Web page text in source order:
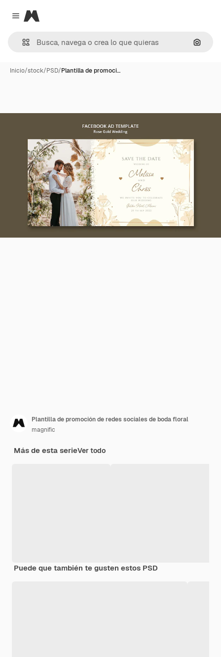
Close menu
Magnific
Inicio/stock/PSD/Plantilla de promoci…
Plantilla de promoción de redes sociales de boda floral
magnific
Más de esta serieVer todo
Puede que también te gusten estos PSD